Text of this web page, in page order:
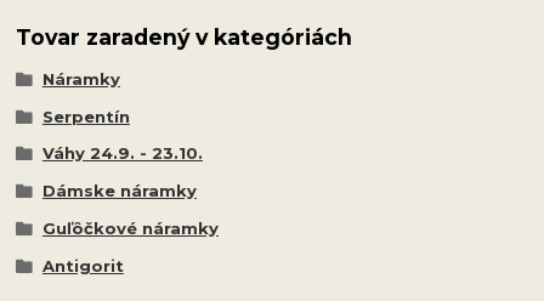
Tovar zaradený v kategóriách
Náramky
Serpentín
Váhy 24.9. - 23.10.
Dámske náramky
Guľôčkové náramky
Antigorit